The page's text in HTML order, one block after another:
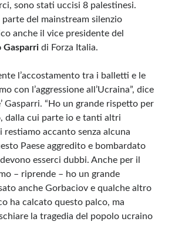
sono stati uccisi 8 palestinesi.
parte del mainstream silenzio
anche il vice presidente del
Gasparridi Forza Italia.
l’accostamento tra i balletti e le
con l’aggressione all’Ucraina”, dice
Gasparri. “Ho un grande rispetto per
dalla cui parte io e tanti altri
accanto senza alcuna
Paese aggredito e bombardato
esserci dubbi. Anche per il
– riprende – ho un grande
anche Gorbaciov e qualche altro
ha calcato questo palco, ma
la tragedia del popolo ucraino